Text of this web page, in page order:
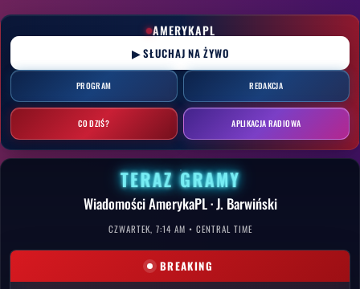
Przejdź
do
treści
AMERYKAPL
▶ SŁUCHAJ NA ŻYWO
PROGRAM REDAKCJA
CO DZIŚ? APLIKACJA RADIOWA
TERAZ GRAMY
Wiadomości AmerykaPL · J. Barwiński
CZWARTEK, 7:14 AM • CENTRAL TIME
BREAKING